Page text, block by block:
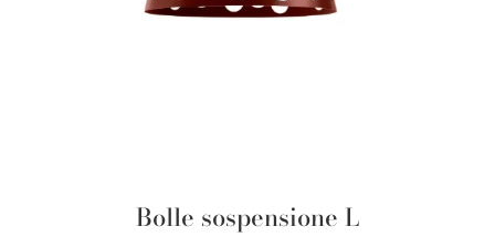
Bolle sospensione L